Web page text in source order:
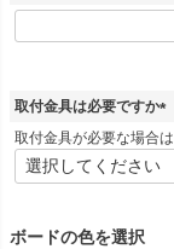
取付金具は必要ですか
(
必
取付金具が必要な場合
ボードの色を選択